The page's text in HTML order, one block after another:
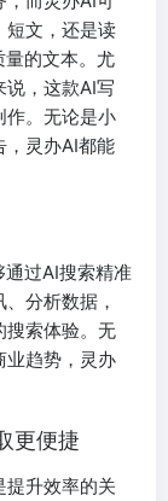
短文，还是读
量的文本。尤
说，这款AI写
作。无论是小
，灵办AI都能
过AI搜索精准
分析数据，
搜索体验。无
业趋势，灵办
更便捷
提升效率的关